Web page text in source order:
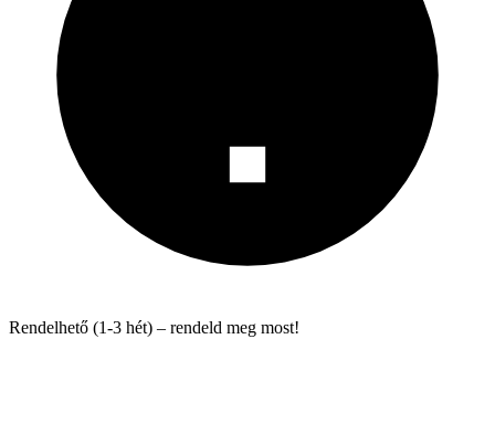
Rendelhető (1-3 hét) – rendeld meg most!